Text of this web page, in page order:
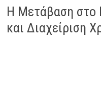
Η Μετάβαση στο
και Διαχείριση